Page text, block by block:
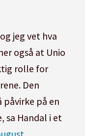
jeg vet hva
også at Unio
rolle for
Den
på en
sa Handal i et